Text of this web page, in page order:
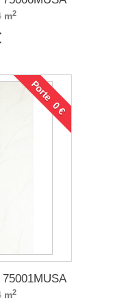
m2
Porte 0 €
m2